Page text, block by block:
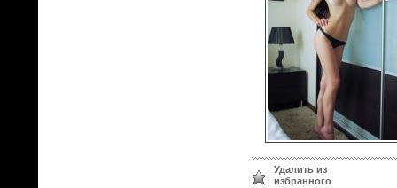
Удалить из
избранного